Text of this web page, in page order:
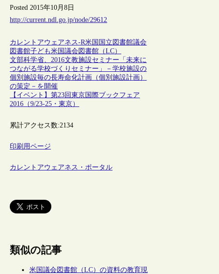
Posted 2015年10月8日
http://current.ndl.go.jp/node/29612
カレントアウェアネス-R米国 国立図書館議会
図書館子ども米国議会図書館（LC）
文部科学省、2016文教施設セミナー「未来に
つながる学校づくりセミナー」－学校施設の
個別施設毎の長寿命化計画（個別施設計画）
の策定－を開催
【イベント】第23回東京国際ブックフェア
2016（9/23-25・東京）
累計アクセス数:2134
印刷用ページ
カレントアウェアネス・ポータル
類似の記事
米国議会図書館（LC）の資料の教育現